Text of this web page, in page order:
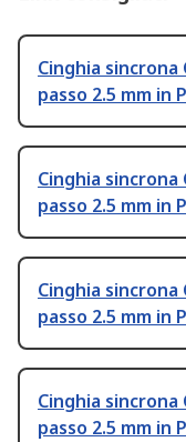
Cinghia sincrona
passo 2.5 mm in
Cinghia sincrona
passo 2.5 mm in
Cinghia sincrona
passo 2.5 mm in
Cinghia sincrona
passo 2.5 mm in